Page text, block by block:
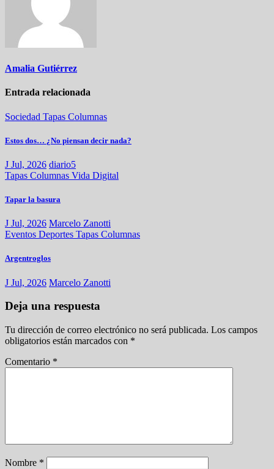
Amalia Gutiérrez
Entrada relacionada
Sociedad Tapas Columnas
Estos dos… ¿No piensan decir nada?
J Jul, 2026 diario5
Tapas Columnas Vida Digital
Tapar la basura
J Jul, 2026 Marcelo Zanotti
Eventos Deportes Tapas Columnas
Argentroglos
J Jul, 2026 Marcelo Zanotti
Deja una respuesta
Tu dirección de correo electrónico no será publicada. Los campos
obligatorios están marcados con *
Comentario *
Nombre *